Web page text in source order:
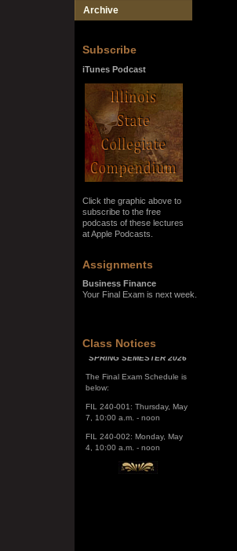
Archive
Subscribe
iTunes Podcast
Click the graphic above to
subscribe to the free
podcasts of these lectures
at Apple Podcasts.
Assignments
Business Finance
Your Final Exam is next week.
Class Notices
SPRING SEMESTER 2026
The Final Exam Schedule is
FIL 240-001: Thursday, May
FIL 240-002: Monday, May